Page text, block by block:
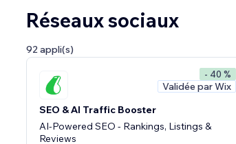
Réseaux sociaux
92 appli(s)
- 40 %
Validée par Wix
SEO & AI Traffic Booster
AI-Powered SEO - Rankings, Listings &